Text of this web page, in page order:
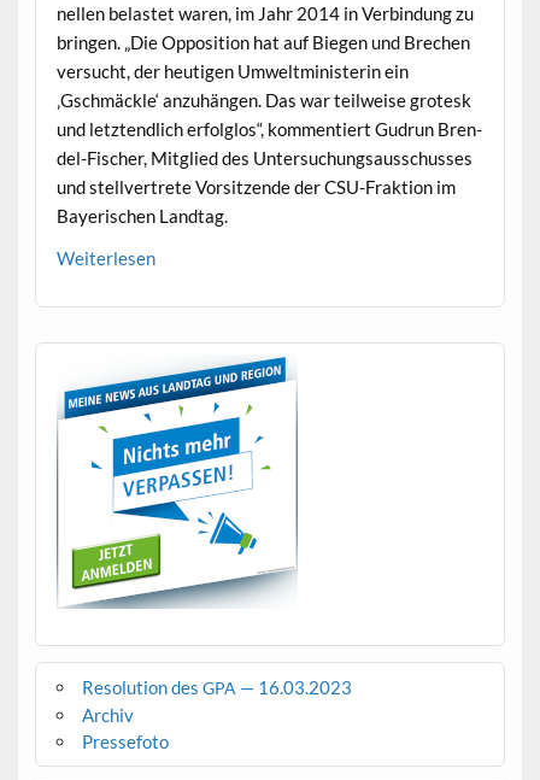
nellen belastet waren, im Jahr 2014 in Verbindung zu
brin­gen. „Die Oppo­si­tion hat auf Biegen und Brechen
ver­sucht, der heuti­gen Umwelt­min­is­terin ein
‚Gschmäck­le‘ anzuhän­gen. Das war teil­weise grotesk
und let­z­tendlich erfol­g­los“, kom­men­tiert Gudrun Bren­
del-Fis­ch­er, Mit­glied des Unter­suchungsauss­chuss­es
und stel­lvertrete Vor­sitzende der CSU-Frak­tion im
Bay­erischen Landtag.
Weit­er­lesen
Resolution des GPA — 16.03.2023
Archiv
Pressefoto